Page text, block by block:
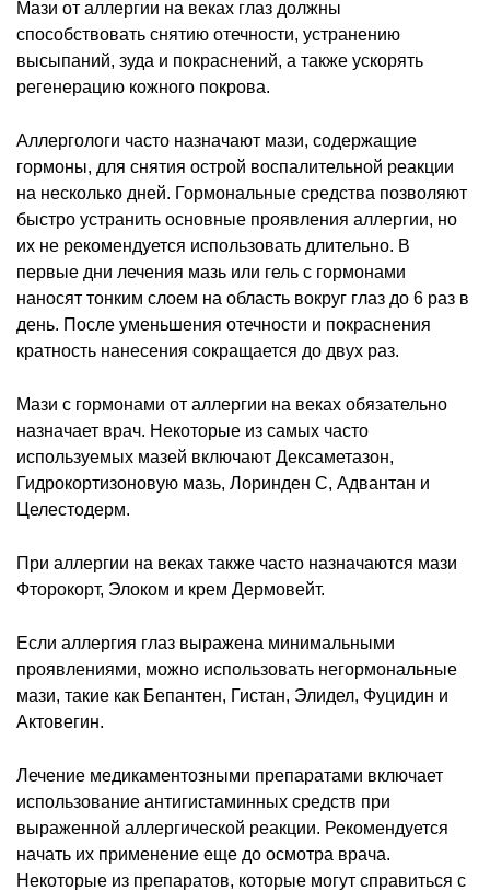
Мази от аллергии на веках глаз должны
способствовать снятию отечности, устранению
высыпаний, зуда и покраснений, а также ускорять
регенерацию кожного покрова.
Аллергологи часто назначают мази, содержащие
гормоны, для снятия острой воспалительной реакции
на несколько дней. Гормональные средства позволяют
быстро устранить основные проявления аллергии, но
их не рекомендуется использовать длительно. В
первые дни лечения мазь или гель с гормонами
наносят тонким слоем на область вокруг глаз до 6 раз в
день. После уменьшения отечности и покраснения
кратность нанесения сокращается до двух раз.
Мази с гормонами от аллергии на веках обязательно
назначает врач. Некоторые из самых часто
используемых мазей включают Дексаметазон,
Гидрокортизоновую мазь, Лоринден С, Адвантан и
Целестодерм.
При аллергии на веках также часто назначаются мази
Фторокорт, Элоком и крем Дермовейт.
Если аллергия глаз выражена минимальными
проявлениями, можно использовать негормональные
мази, такие как Бепантен, Гистан, Элидел, Фуцидин и
Актовегин.
Лечение медикаментозными препаратами включает
использование антигистаминных средств при
выраженной аллергической реакции. Рекомендуется
начать их применение еще до осмотра врача.
Некоторые из препаратов, которые могут справиться с